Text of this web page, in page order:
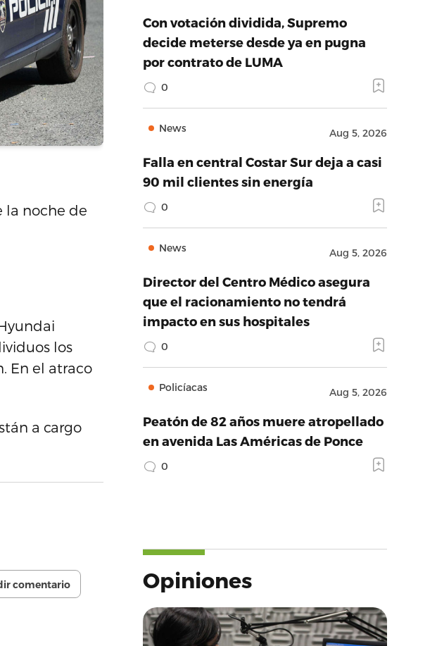
la noche de
los
En el atraco
a cargo
comentario
Con votación dividida, Supremo
decide meterse desde ya en pugna
por contrato de LUMA
0
News Aug 5, 2026
Falla en central Costar Sur deja a casi
90 mil clientes sin energía
0
News Aug 5, 2026
Director del Centro Médico asegura
que el racionamiento no tendrá
impacto en sus hospitales
0
Policíacas Aug 5, 2026
Peatón de 82 años muere atropellado
en avenida Las Américas de Ponce
0
Opiniones